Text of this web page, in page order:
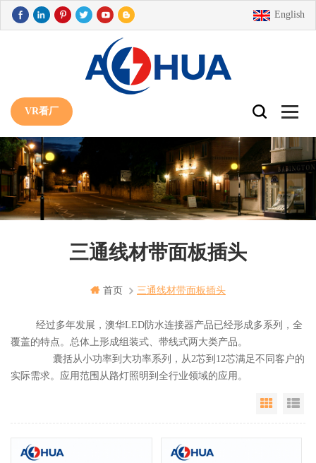
English
VR看厂
三通线材带面板插头
首页 三通线材带面板插头
经过多年发展，澳华LED防水连接器产品已经形成多系列，全
覆盖的特点。总体上形成组装式、带线式两大类产品。
囊括从小功率到大功率系列，从2芯到12芯满足不同客户的
实际需求。应用范围从路灯照明到全行业领域的应用。
Grid